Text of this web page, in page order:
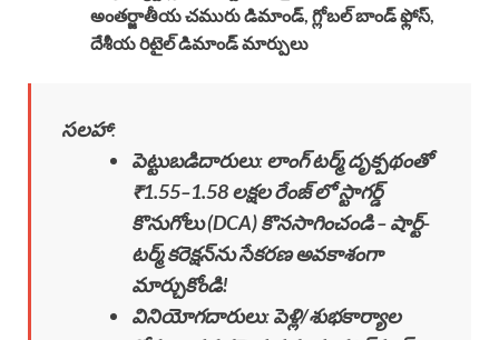
అంతర్జాతీయ చమురు డిమాండ్, గ్లోబల్ బాండ్ ఫ్లోస్,
దేశీయ రిటైల్ డిమాండ్ మార్పులు
సలహా:
పెట్టుబడిదారులు:లాంగ్ టర్మ్ దృక్పథంతో
₹1.55–1.58 లక్షల రేంజ్ లో స్టాగర్డ్
కొనుగోలు (DCA) కొనసాగించండి – షార్ట్-
టర్మ్ కరెక్షన్‌ను సేకరణ అవకాశంగా
మార్చుకోండి!
వినియోగదారులు:పెళ్లి/శుభకార్యాల